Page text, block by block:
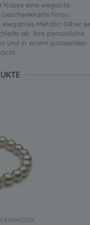
Kasse eine elegante
hinzu.
Metallic-Silber
ab. Ihre persönliche
und in einem passenden